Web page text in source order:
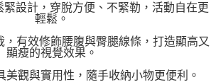
設計，穿脫方便、不緊勒，活動自在更
輕鬆。
有效修飾腰腹與臀腿線條，打造顯高又
顯瘦的視覺效果。
美觀與實用性，隨手收納小物更便利。